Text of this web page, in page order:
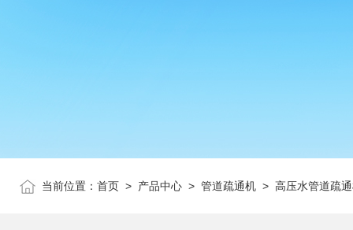
当前位置： 首页 > 产品中心 > 管道疏通机 > 高压水管道疏